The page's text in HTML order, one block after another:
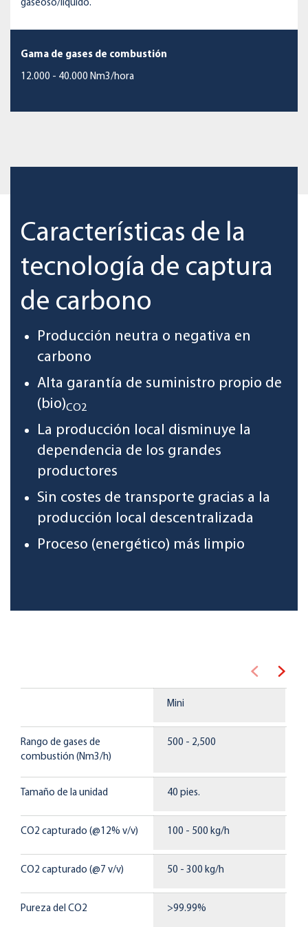
gaseoso/líquido.
Gama de gases de combustión
12.000 - 40.000 Nm3/hora
Características de la
tecnología de captura
de carbono
Producción neutra o negativa en
carbono
Alta garantía de suministro propio de
(bio)CO2
La producción local disminuye la
dependencia de los grandes
productores
Sin costes de transporte gracias a la
producción local descentralizada
Proceso (energético) más limpio
Rango de gases de
combustión (Nm3/h)
Tamaño de la unidad
CO2 capturado (@12% v/v)
CO2 capturado (@7 v/v)
Pureza del CO2
Mini
500 - 2,500
40 pies.
100 - 500 kg/h
50 - 300 kg/h
>99.99%